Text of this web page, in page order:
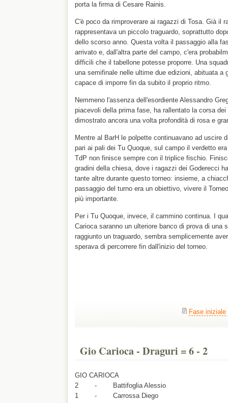
porta la firma di Cesare Rainis.
C'è poco da rimproverare ai ragazzi di Tosa. Già il
rappresentava un piccolo traguardo, soprattutto
dello scorso anno. Questa volta il passaggio alla
arrivato e, dall'altra parte del campo, c'era
difficili che il tabellone potesse proporre. Una
una semifinale nelle ultime due edizioni, abituata a
capace di imporre fin da subito il proprio ritmo.
Nemmeno l'assenza dell'esordiente Alessandro
piacevoli della prima fase, ha rallentato la corsa dei
dimostrato ancora una volta profondità di rosa e
Mentre al BarH le polpette continuavano ad uscire
pari ai pali dei Tu Quoque, sul campo il verdetto
TdP non finisce sempre con il triplice fischio.
gradini della chiesa, dove i ragazzi dei Goderecci
tante altre durante questo torneo: insieme, a
passaggio del turno era un obiettivo, vivere il
più importante.
Per i Tu Quoque, invece, il cammino continua. I
Carioca saranno un ulteriore banco di prova di una
raggiunto un traguardo, sembra semplicemente
sperava di percorrere fin dall'inizio del torneo.
Fase iniziale
Gio Carioca - Draguri = 6 - 2
GIO CARIOCA
2 - Battifoglia Alessio
1 - Carrossa Diego